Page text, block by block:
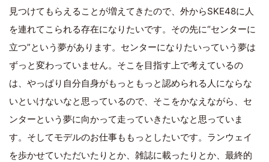
見つけてもらえることが増えてきたので、外からSKE48に人
を連れてこられる存在になりたいです。その先に“センターに
立つ”という夢があります。センターになりたいっていう夢は
ずっと変わっていません。そこを目指す上で考えているの
は、やっぱり自分自身がもっともっと認められる人にならな
いといけないなと思っているので、そこをかなえながら、セ
ンターという夢に向かって走っていきたいなと思っていま
す。そしてモデルのお仕事ももっとしたいです。ランウェイ
を歩かせていただいたりとか、雑誌に載ったりとか、最終的